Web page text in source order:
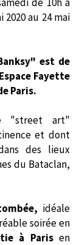
2020 au 24 mai
est de
Fayette
Paris.
"street art"
et dont
des lieux
du Bataclan,
idéale
soirée en
à Paris en